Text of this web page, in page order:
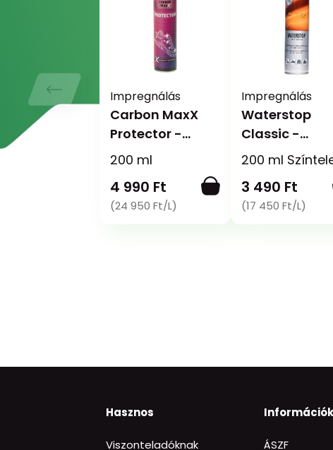
Impregnálás
Carbon MaxX
Protector -
Impregnáló
200 ml
4 990 Ft
(24 950 Ft/L)
Impregnálás
Waterstop
Classic -
Impregnáló
fényvédő
200 ml
3 490 Ft
(17 450 Ft/L)
Hasznos
Viszonteladóknak
Információk
ÁSZF